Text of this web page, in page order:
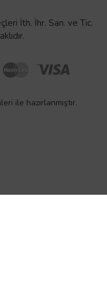
İth. İhr. San. ve Tic.
ile hazırlanmıştır.